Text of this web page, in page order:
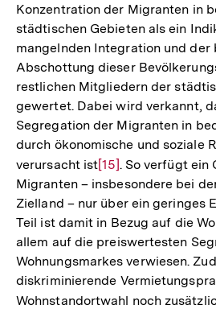
Konzentration der Migranten in
städtischen Gebieten als ein
mangelnden Integration und der
Abschottung dieser
restlichen Mitgliedern der
gewertet. Dabei wird verkannt,
Segregation der Migranten in
durch ökonomische und soziale
verursacht istZur
Auflösung
der
Fußnote
[15]. So verfügt ein
Migranten – insbesondere bei
Zielland – nur über ein geringes
Teil ist damit in Bezug auf die
allem auf die preiswertesten
Wohnungsmarkes verwiesen.
diskriminierende
Wohnstandortwahl noch